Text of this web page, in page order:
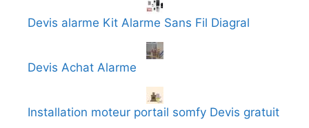
Devis alarme Kit Alarme Sans Fil Diagral
Devis Achat Alarme
Installation moteur portail somfy Devis gratuit